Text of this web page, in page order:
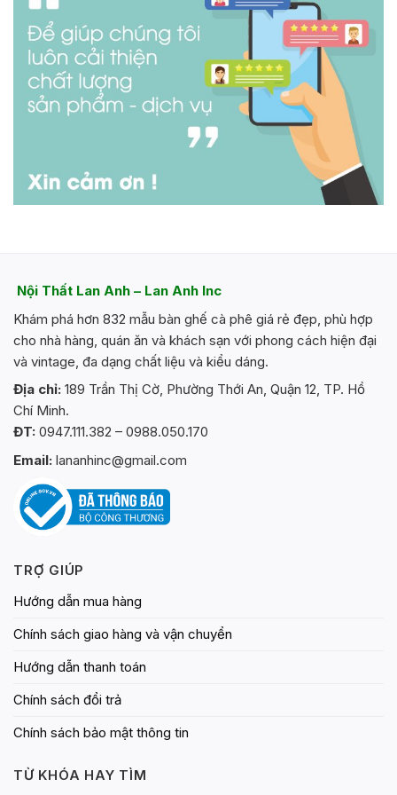
Nội Thất Lan Anh – Lan Anh Inc
Khám phá hơn 832 mẫu bàn ghế cà phê giá rẻ đẹp, phù hợp
cho nhà hàng, quán ăn và khách sạn với phong cách hiện đại
và vintage, đa dạng chất liệu và kiểu dáng.
Địa chỉ: 189 Trần Thị Cờ, Phường Thới An, Quận 12, TP. Hồ
Chí Minh.
ĐT: 0947.111.382 – 0988.050.170
Email: lananhinc@gmail.com
TRỢ GIÚP
Hướng dẫn mua hàng
Chính sách giao hàng và vận chuyển
Hướng dẫn thanh toán
Chính sách đổi trả
Chính sách bảo mật thông tin
TỪ KHÓA HAY TÌM